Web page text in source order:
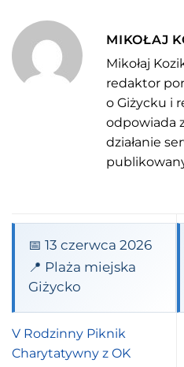
MIKOŁAJ
Mikołaj
redaktor
o Giżycku i
odpowiada
działanie
📅 13 czerwca 2026
📍 Plaża miejska
Giżycko
V Rodzinny Piknik
Charytatywny z OK